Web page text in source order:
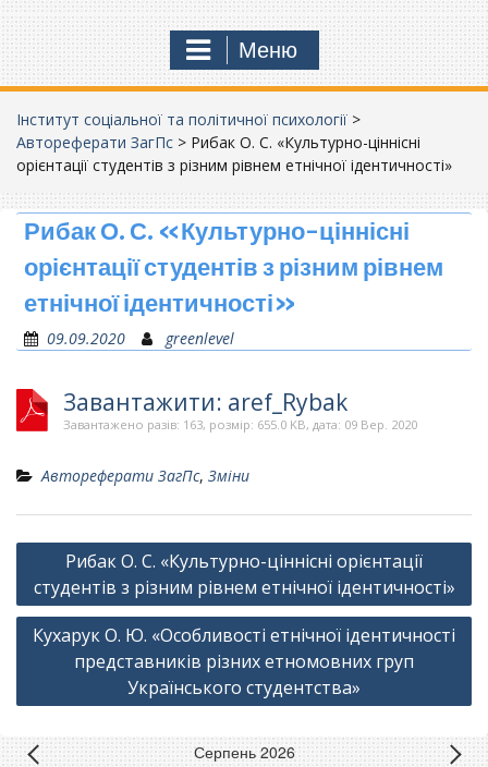
Меню
Інститут соціальної та політичної психології >
Автореферати ЗагПс > Рибак О. С. «Культурно-ціннісні
орієнтації студентів з різним рівнем етнічної ідентичності»
Рибак О. С. «Культурно-ціннісні
орієнтації студентів з різним рівнем
етнічної ідентичності»
09.09.2020 greenlevel
Завантажити: aref_Rybak
Завантажено разів: 163, розмір: 655.0 KB, дата: 09 Вер. 2020
Автореферати ЗагПс, Зміни
Навігація
записів
Рибак О. С. «Культурно-ціннісні орієнтації
студентів з різним рівнем етнічної ідентичності»
Кухарук О. Ю. «Особливості етнічної ідентичності
представників різних етномовних груп
Українського студентства»
Серпень 2026